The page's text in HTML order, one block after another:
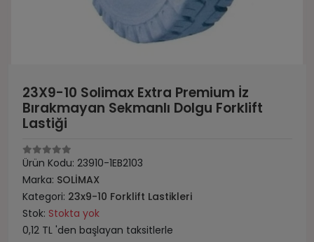
23X9-10 Solimax Extra Premium İz
Bırakmayan Sekmanlı Dolgu Forklift
Lastiği
Ürün Kodu: 23910-1EB2103
Marka: SOLİMAX
Kategori: 23x9-10 Forklift Lastikleri
Stok: Stokta yok
0,12 TL 'den başlayan taksitlerle